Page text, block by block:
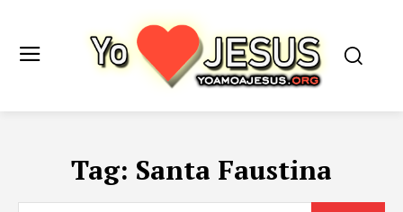
Tag: Santa Faustina